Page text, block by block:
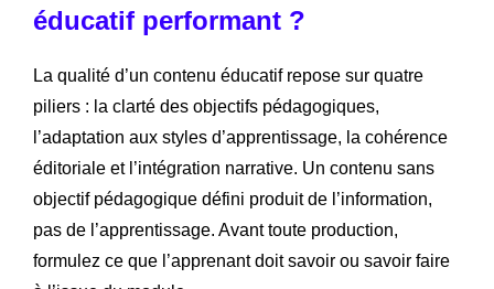
éducatif performant ?
La qualité d’un contenu éducatif repose sur quatre
piliers : la clarté des objectifs pédagogiques,
l’adaptation aux styles d’apprentissage, la cohérence
éditoriale et l’intégration narrative. Un contenu sans
objectif pédagogique défini produit de l’information,
pas de l’apprentissage. Avant toute production,
formulez ce que l’apprenant doit savoir ou savoir faire